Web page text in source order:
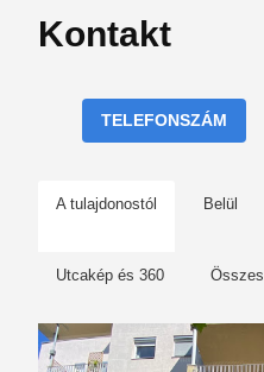
Kontakt
TELEFONSZÁM
A tulajdonostól Belül
Utcakép és 360 Összes